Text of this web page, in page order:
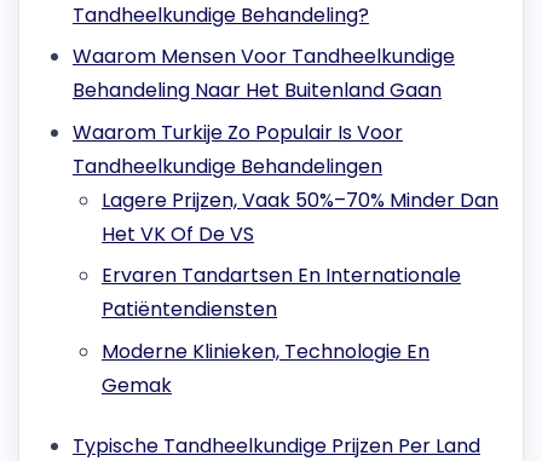
Tandheelkundige Behandeling?
Waarom Mensen Voor Tandheelkundige
Behandeling Naar Het Buitenland Gaan
Waarom Turkije Zo Populair Is Voor
Tandheelkundige Behandelingen
Lagere Prijzen, Vaak 50%–70% Minder Dan
Het VK Of De VS
Ervaren Tandartsen En Internationale
Patiëntendiensten
Moderne Klinieken, Technologie En
Gemak
Typische Tandheelkundige Prijzen Per Land